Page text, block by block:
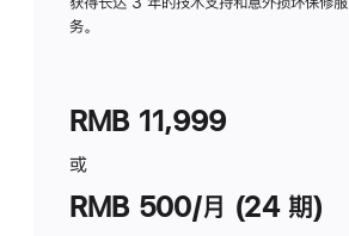
务。
RMB 11,999
或
RMB 500/月 (24 期)